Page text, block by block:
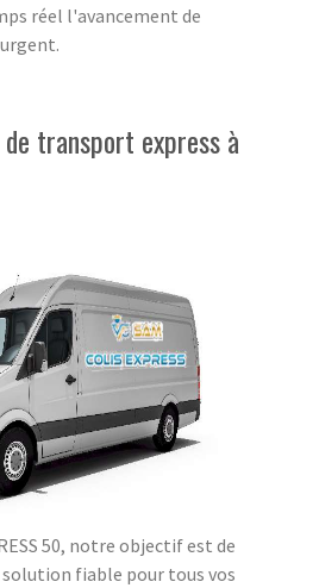
réel l'avancement de
transport express à
50, notre objectif est de
fiable pour tous vos